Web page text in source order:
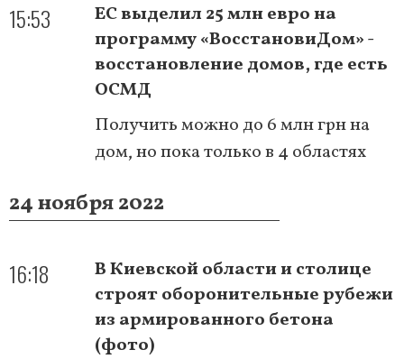
15:53
ЕС выделил 25 млн евро на
программу «ВосстановиДом» -
восстановление домов, где есть
ОСМД
Получить можно до 6 млн грн на
дом, но пока только в 4 областях
24 ноября 2022
16:18
В Киевской области и столице
строят оборонительные рубежи
из армированного бетона
(фото)